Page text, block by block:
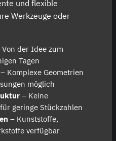
und flexible
Werkzeuge oder
Von der Idee zum
Tagen
Komplexe Geometrien
möglich
– Keine
geringe Stückzahlen
– Kunststoffe,
verfügbar